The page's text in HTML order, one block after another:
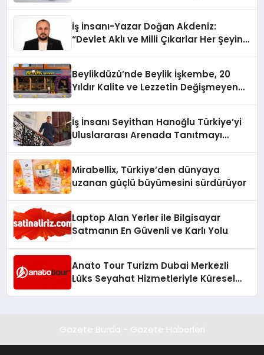
İş İnsanı-Yazar Doğan Akdeniz:
“Devlet Aklı ve Milli Çıkarlar Her Şeyin
Beylikdüzü’nde Beylik İşkembe, 20
Yıldır Kalite ve Lezzetin Değişmeyen
İş İnsanı Seyithan Hanoğlu Türkiye’yi
Uluslararası Arenada Tanıtmayı
Mirabellix, Türkiye’den dünyaya
uzanan güçlü büyümesini sürdürüyor
Laptop Alan Yerler ile Bilgisayar
Satmanın En Güvenli ve Karlı Yolu
Anato Tour Turizm Dubai Merkezli
Lüks Seyahat Hizmetleriyle Küresel
Gazete Burda - Gazete Haberleri